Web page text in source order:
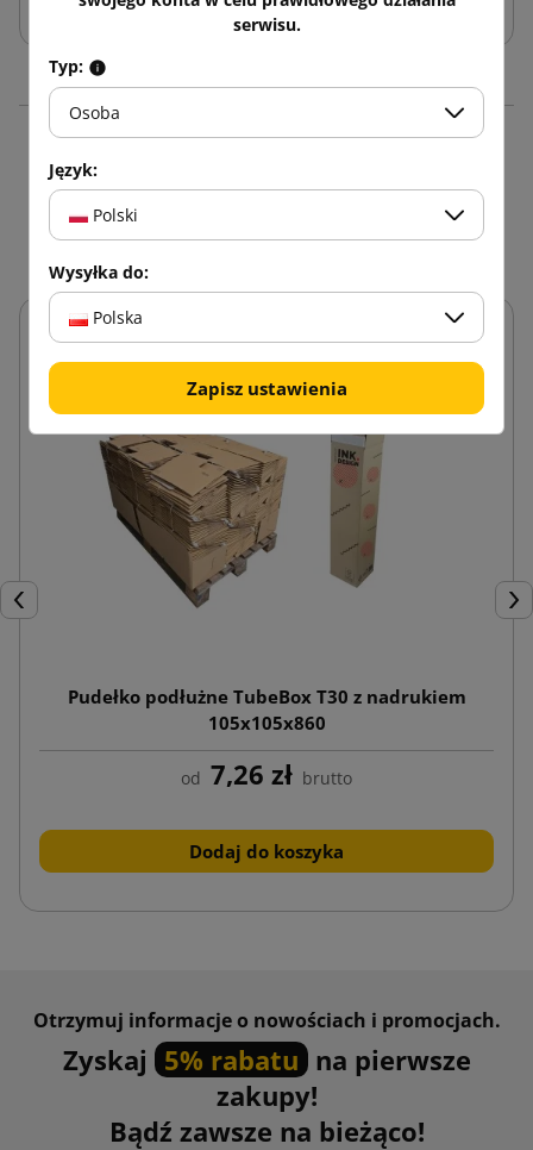
16 innych produktów w
tej samej kategorii:
Poprzedni
Pudełko podłużne TubeBox T30 z nadrukiem
105x105x860
od 7,26 zł brutto
Dodaj do koszyka
Otrzymuj informacje o nowościach i promocjach.
Zyskaj 5% rabatu na pierwsze
zakupy!
Bądź zawsze na bieżąco!
serwisu.
Typ:
Osoba
Język:
Polski
Wysyłka do:
Polska
Zapisz ustawienia